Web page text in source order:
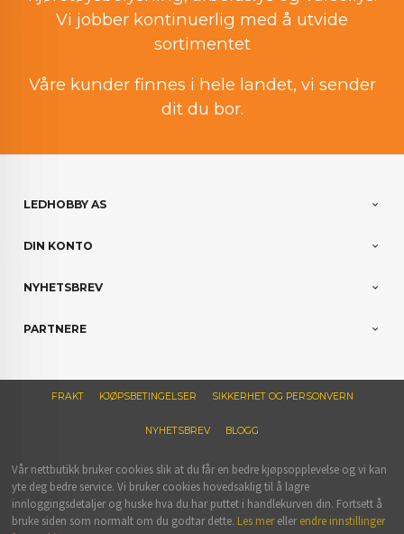
Vi jobber kontinuerlig med å utvide
sortimentet
Våre kunder finnes i hele landet, vi sender
dit du bor.
LEDHOBBY AS
DIN KONTO
NYHETSBREV
PARTNERE
FRAKT KJØPSBETINGELSER SIKKERHET OG PERSONVERN
NYHETSBREV BLOGG
Vår nettbutikk bruker cookies slik at du får en bedre kjøpsopplevelse og vi kan
yte deg bedre service. Vi bruker cookies hovedsaklig til å lagre
innloggingsdetaljer og huske hva du har puttet i handlekurven din. Fortsett å
bruke siden som normalt om du godtar dette. Les merellerendre innstillinger